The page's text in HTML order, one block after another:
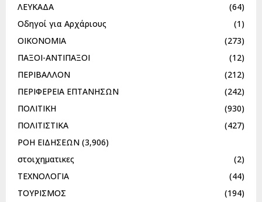
ΛΕΥΚΑΔΑ
(64)
Οδηγοί για Αρχάριους
(1)
ΟΙΚΟΝΟΜΙΑ
(273)
ΠΑΞΟΙ-ΑΝΤΙΠΑΞΟΙ
(12)
ΠΕΡΙΒΑΛΛΟΝ
(212)
ΠΕΡΙΦΕΡΕΙΑ ΕΠΤΑΝΗΣΩΝ
(242)
ΠΟΛΙΤΙΚΗ
(930)
ΠΟΛΙΤΙΣΤΙΚΑ
(427)
ΡΟΗ ΕΙΔΗΣΕΩΝ (3,906)
στοιχηματικες
(2)
ΤΕΧΝΟΛΟΓΙΑ
(44)
ΤΟΥΡΙΣΜΟΣ
(194)